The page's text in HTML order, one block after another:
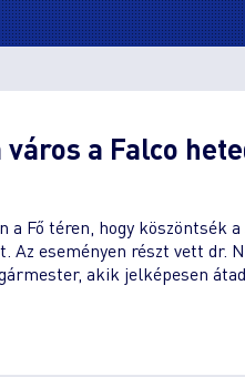
a Falco
a Fő téren, hogy
eseményen részt vett dr.
akik jelképesen